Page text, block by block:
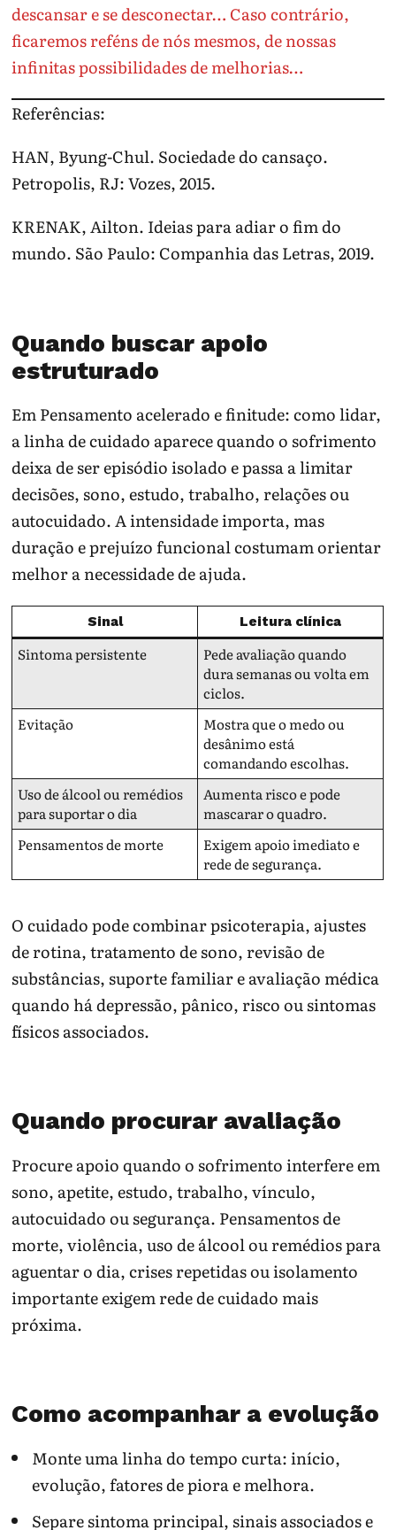
descansar e se desconectar… Caso contrário,
ficaremos reféns de nós mesmos, de nossas
infinitas possibilidades de melhorias…
Referências:
HAN, Byung-Chul. Sociedade do cansaço.
Petropolis, RJ: Vozes, 2015.
KRENAK, Ailton. Ideias para adiar o fim do
mundo. São Paulo: Companhia das Letras, 2019.
Quando buscar apoio
estruturado
Em Pensamento acelerado e finitude: como lidar,
a linha de cuidado aparece quando o sofrimento
deixa de ser episódio isolado e passa a limitar
decisões, sono, estudo, trabalho, relações ou
autocuidado. A intensidade importa, mas
duração e prejuízo funcional costumam orientar
melhor a necessidade de ajuda.
Sinal Leitura clínica
Sintoma persistente
Pede avaliação quando
dura semanas ou volta em
ciclos.
Evitação
Mostra que o medo ou
desânimo está
comandando escolhas.
Uso de álcool ou remédios
para suportar o dia
Aumenta risco e pode
mascarar o quadro.
Pensamentos de morte
Exigem apoio imediato e
rede de segurança.
O cuidado pode combinar psicoterapia, ajustes
de rotina, tratamento de sono, revisão de
substâncias, suporte familiar e avaliação médica
quando há depressão, pânico, risco ou sintomas
físicos associados.
Quando procurar avaliação
Procure apoio quando o sofrimento interfere em
sono, apetite, estudo, trabalho, vínculo,
autocuidado ou segurança. Pensamentos de
morte, violência, uso de álcool ou remédios para
aguentar o dia, crises repetidas ou isolamento
importante exigem rede de cuidado mais
próxima.
Como acompanhar a evolução
Monte uma linha do tempo curta: início,
evolução, fatores de piora e melhora.
Separe sintoma principal, sinais associados e